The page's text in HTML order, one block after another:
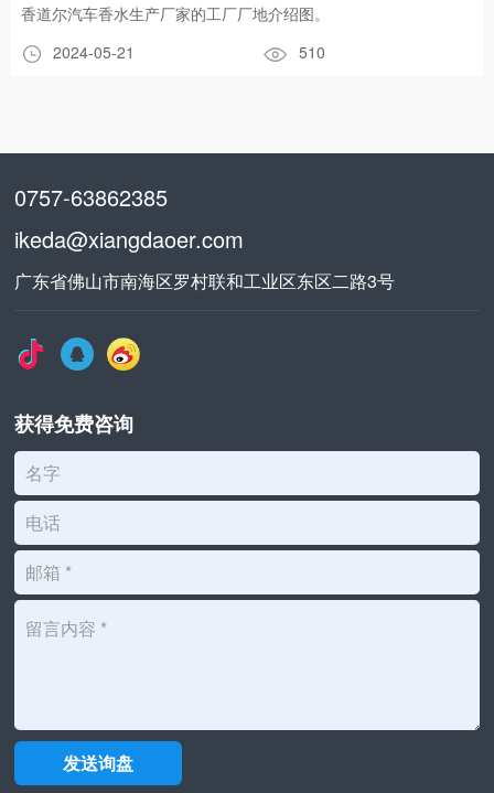
香道尔汽车香水生产厂家的工厂厂地介绍图。
2024-05-21
510
0757-63862385
ikeda@xiangdaoer.com
广东省佛山市南海区罗村联和工业区东区二路3号
获得免费咨询